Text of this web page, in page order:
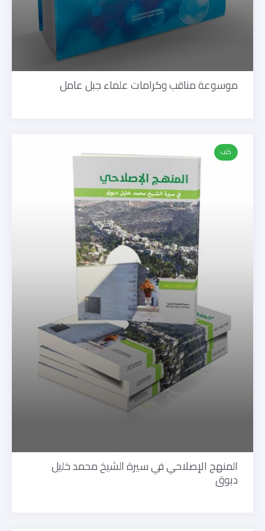
موسوعة مناقب وكرامات علماء جبل عامل
كتب
المنهج الإصلاحي في سيرة الشيخ محمد خليل
دبوق